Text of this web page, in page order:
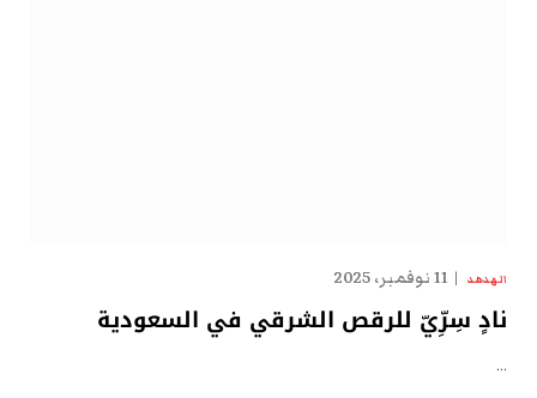
الهدهد 11 نوفمبر، 2025
نادٍ سِرِّيّ للرقص الشرقي في السعودية
…